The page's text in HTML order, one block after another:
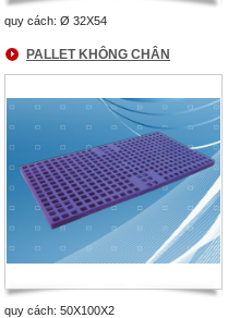
quy cách: Ø 32X54
PALLET KHÔNG CHÂN
quy cách: 50X100X2